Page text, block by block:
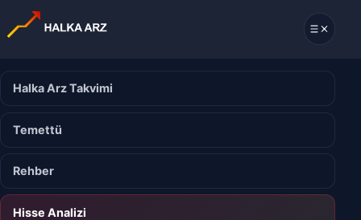
Halka Arz Takvimi
Temettü
Rehber
Hisse Analizi